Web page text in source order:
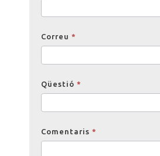
Correu *
Qüestió *
Comentaris *